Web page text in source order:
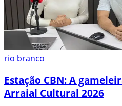
rio branco
Estação CBN: A
Arraial Cultural 2026